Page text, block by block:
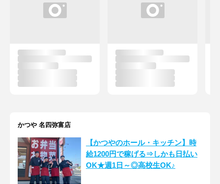
かつや 名四弥富店
【かつやのホール・キッチン】時
給1200円で稼げる⇒しかも日払い
OK★週1日～◎高校生OK♪